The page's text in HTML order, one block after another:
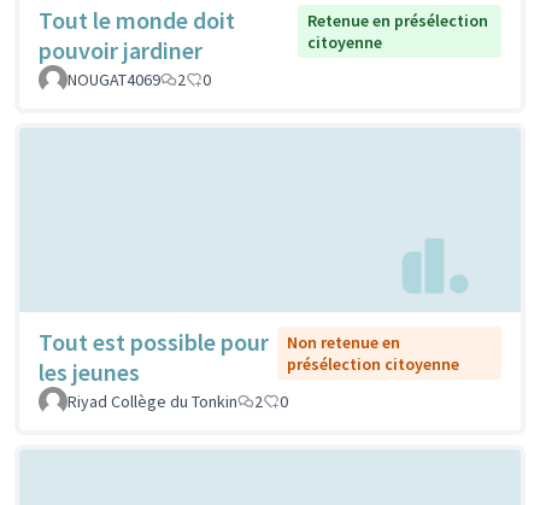
Tout le monde doit
pouvoir jardiner
Retenue en présélection
citoyenne
NOUGAT4069
2 0
Tout est possible pour
les jeunes
Non retenue en
présélection citoyenne
Riyad Collège du Tonkin
2 0